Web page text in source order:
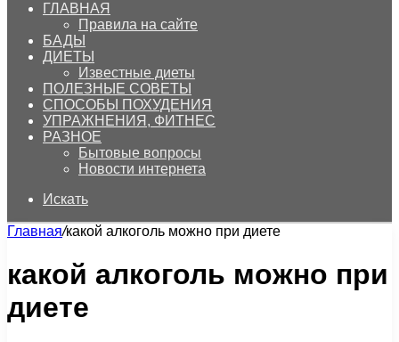
ГЛАВНАЯ
Правила на сайте
БАДЫ
ДИЕТЫ
Известные диеты
ПОЛЕЗНЫЕ СОВЕТЫ
СПОСОБЫ ПОХУДЕНИЯ
УПРАЖНЕНИЯ, ФИТНЕС
РАЗНОЕ
Бытовые вопросы
Новости интернета
Искать
Главная/какой алкоголь можно при диете
какой алкоголь можно при
диете